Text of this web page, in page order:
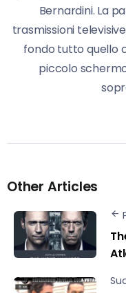
Bernardini. La
trasmissioni
fondo tutto quello
piccolo
Other Articles